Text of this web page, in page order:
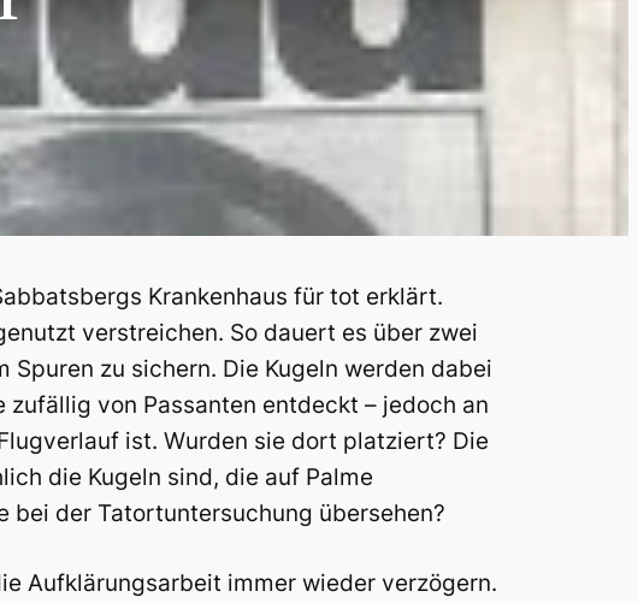
Krankenhaus für tot erklärt.
verstreichen. So dauert es über zwei
zu sichern. Die Kugeln werden dabei
von Passanten entdeckt – jedoch an
ist. Wurden sie dort platziert? Die
die Kugeln sind, die auf Palme
bei der Tatortuntersuchung übersehen?
Aufklärungsarbeit immer wieder verzögern.